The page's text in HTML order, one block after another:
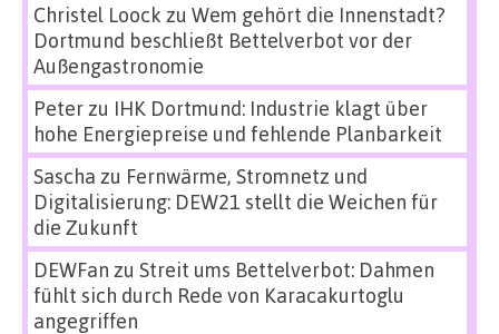
Christel Loock zu Wem gehört die Innenstadt?
Dortmund beschließt Bettelverbot vor der
Außengastronomie
Peterzu IHK Dortmund: Industrie klagt über
hohe Energiepreise und fehlende Planbarkeit
Sascha zu Fernwärme, Stromnetz und
Digitalisierung: DEW21 stellt die Weichen für
die Zukunft
DEWFan zu Streit ums Bettelverbot: Dahmen
fühlt sich durch Rede von Karacakurtoglu
angegriffen